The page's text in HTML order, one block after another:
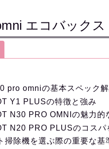
エコバック
pro omniの基本スペック解
Y1 PLUSの特徴と強み
N30 PRO OMNIの魅力的
N20 PRO PLUSのコスパ
掃除機を選ぶ際の重要な基